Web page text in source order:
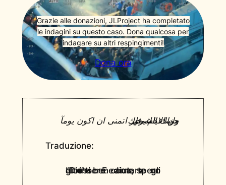
Grazie alle donazioni, JLProject ha completato
le indagini su questo caso. Dona qualcosa per
indagare su altri respingimenti!
Dona ora
جزاك الله خير اتمنى ان اكون يومآ من الايام مثلك
واساعد غيري
Traduzione:
“Dio ti benedica, spero di essere come te un giorno. E aiutare gli altri”